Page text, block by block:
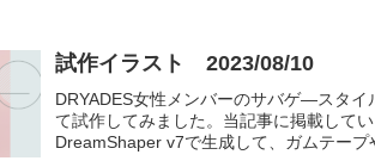
試作イラスト 2023/08/10
DRYADES女性メンバーのサバゲ―スタ
て試作してみました。当記事に掲載して
DreamShaper v7で生成して、ガムテープ